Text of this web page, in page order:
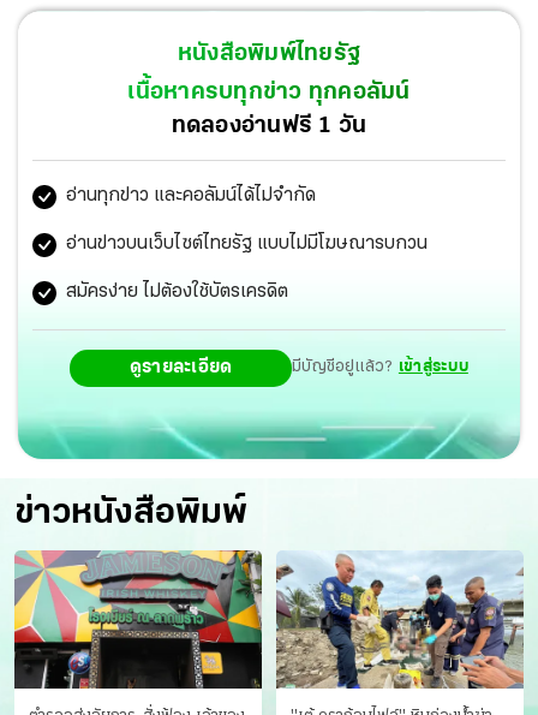
หนังสือพิมพ์ไทยรัฐ
เนื้อหาครบทุกข่าว ทุกคอลัมน์
ทดลองอ่านฟรี 1 วัน
อ่านทุกข่าว และคอลัมน์ได้ไม่จำกัด
อ่านข่าวบนเว็บไซต์ไทยรัฐ แบบไม่มีโฆษณารบกวน
สมัครง่าย ไม่ต้องใช้บัตรเครดิต
ดูรายละเอียด มีบัญชีอยู่แล้ว? เข้าสู่ระบบ
ข่าวหนังสือพิมพ์